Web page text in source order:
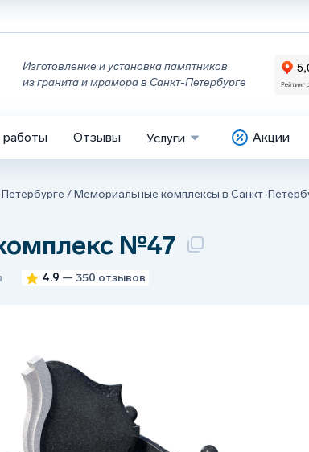
Изготовление и установка памятников
из гранита и мрамора в Санкт-Петербурге
Отзывы Услуги Акции
/Мемориальные комплексы в Санкт-
№47
4.9 — 350 отзывов